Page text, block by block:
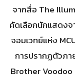
จากสื่อ The
คัดเลือกนักแสดง
จอมเวทย์แห่ง
การปรากฏตัวภา
Brother Voodoo